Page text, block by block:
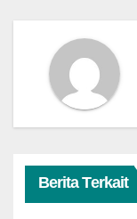
Berita Terkait